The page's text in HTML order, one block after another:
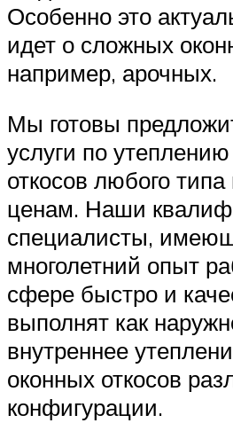
Особенно это
идет о сложных
например, арочных.
Мы готовы
услуги по
откосов любого
ценам. Наши
специалисты,
многолетний опыт
сфере быстро и
выполнят как
внутреннее
оконных откосов
конфигурации.